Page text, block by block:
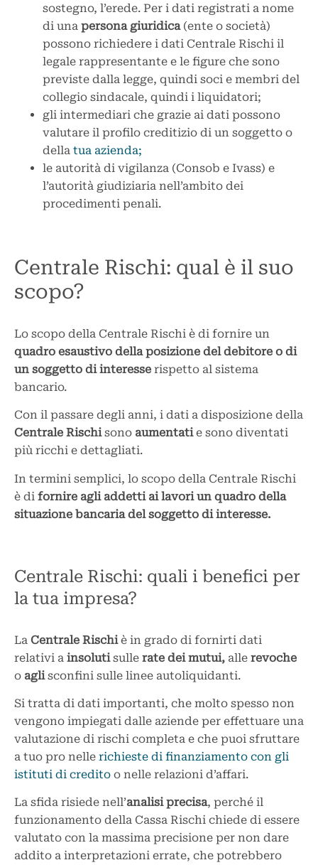
sostegno, l’erede. Per i dati registrati a nome
di una persona giuridica(ente o società)
possono richiedere i dati Centrale Rischi il
legale rappresentante e le figure che sono
previste dalla legge, quindi soci e membri del
collegio sindacale, quindi i liquidatori;
gli intermediari che grazie ai dati possono
valutare il profilo creditizio di un soggetto o
della tua azienda;
le autorità di vigilanza (Consob e Ivass) e
l’autorità giudiziaria nell’ambito dei
procedimenti penali.
Centrale Rischi: qual è il suo
scopo?
Lo scopo della Centrale Rischi è di fornire un
quadro esaustivo della posizione del debitore o di
un soggetto di interesse rispetto al sistema
bancario.
Con il passare degli anni, i dati a disposizione della
Centrale Rischisono aumentatie sono diventati
più ricchi e dettagliati.
In termini semplici, lo scopo della Centrale Rischi
è di fornire agli addetti ai lavori un quadro della
situazione bancaria del soggetto di interesse.
Centrale Rischi: quali i benefici per
la tua impresa?
La Centrale Rischiè in grado di fornirti dati
relativi a insolutisulle rate dei mutui, alle revoche
o aglisconfini sulle linee autoliquidanti.
Si tratta di dati importanti, che molto spesso non
vengono impiegati dalle aziende per effettuare una
valutazione di rischi completa e che puoi sfruttare
a tuo pro nelle richieste di finanziamento con gli
istituti di credito o nelle relazioni d’affari.
La sfida risiede nell’analisi precisa, perché il
funzionamento della Cassa Rischi chiede di essere
valutato con la massima precisione per non dare
addito a interpretazioni errate, che potrebbero